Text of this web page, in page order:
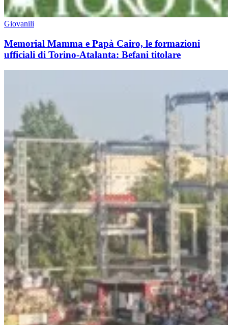
Giovanili
Memorial Mamma e Papà Cairo, le formazioni
ufficiali di Torino-Atalanta: Befani titolare